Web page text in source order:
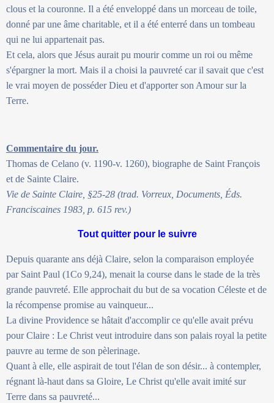
clous et la couronne. Il a été enveloppé dans un morceau de toile,
donné par une âme charitable, et il a été enterré dans un tombeau
qui ne lui appartenait pas.
Et cela, alors que Jésus aurait pu mourir comme un roi ou même
s'épargner la mort. Mais il a choisi la pauvreté car il savait que c'est
le vrai moyen de posséder Dieu et d'apporter son Amour sur la
Terre.
Commentaire du jour.
Thomas de Celano (v. 1190-v. 1260), biographe de Saint François
et de Sainte Claire.
Vie de Sainte Claire, §25-28 (trad. Vorreux, Documents, Éds.
Franciscaines 1983, p. 615 rev.)
Tout quitter pour le suivre
Depuis quarante ans déjà Claire, selon la comparaison employée
par Saint Paul (1Co 9,24), menait la course dans le stade de la très
grande pauvreté. Elle approchait du but de sa vocation Céleste et de
la récompense promise au vainqueur...
La divine Providence se hâtait d'accomplir ce qu'elle avait prévu
pour Claire : Le Christ veut introduire dans son palais royal la petite
pauvre au terme de son pèlerinage.
Quant à elle, elle aspirait de tout l'élan de son désir... à contempler,
régnant là-haut dans sa Gloire, Le Christ qu'elle avait imité sur
Terre dans sa pauvreté...